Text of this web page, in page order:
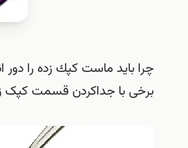
چرا باید ماست كپك زده را
برخی با جداکردن قسمت کپک